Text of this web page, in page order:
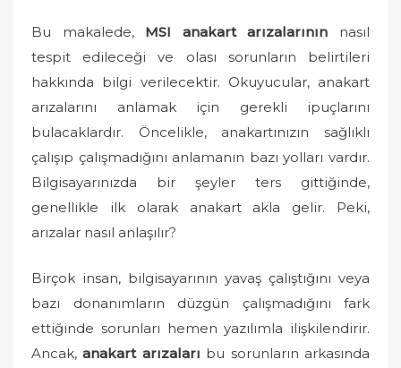
Bu makalede, MSI anakart arızalarının nasıl
tespit edileceği ve olası sorunların belirtileri
hakkında bilgi verilecektir. Okuyucular, anakart
arızalarını anlamak için gerekli ipuçlarını
bulacaklardır. Öncelikle, anakartınızın sağlıklı
çalışıp çalışmadığını anlamanın bazı yolları vardır.
Bilgisayarınızda bir şeyler ters gittiğinde,
genellikle ilk olarak anakart akla gelir. Peki,
arızalar nasıl anlaşılır?
Birçok insan, bilgisayarının yavaş çalıştığını veya
bazı donanımların düzgün çalışmadığını fark
ettiğinde sorunları hemen yazılımla ilişkilendirir.
Ancak,anakart arızaları bu sorunların arkasında